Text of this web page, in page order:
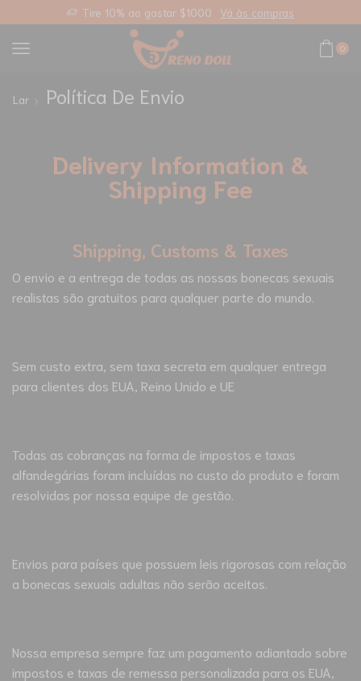
Frete padrão gratuito em qualquer pedido
0
Lar Política De Envio
Delivery Information &
Shipping Fee
Shipping, Customs & Taxes
O envio e a entrega de todas as nossas bonecas sexuais
realistas são gratuitos para qualquer parte do mundo.
Sem custo extra, sem taxa secreta em qualquer entrega
para clientes dos EUA, Reino Unido e UE
Todas as cobranças na forma de impostos e taxas
alfandegárias foram incluídas no custo do produto e foram
resolvidas por nossa equipe de gestão.
Envios para países que possuem leis rigorosas com relação
a bonecas sexuais adultas não serão aceitos.
Nossa empresa sempre faz um pagamento adiantado sobre
impostos e taxas de remessa personalizada para os EUA,